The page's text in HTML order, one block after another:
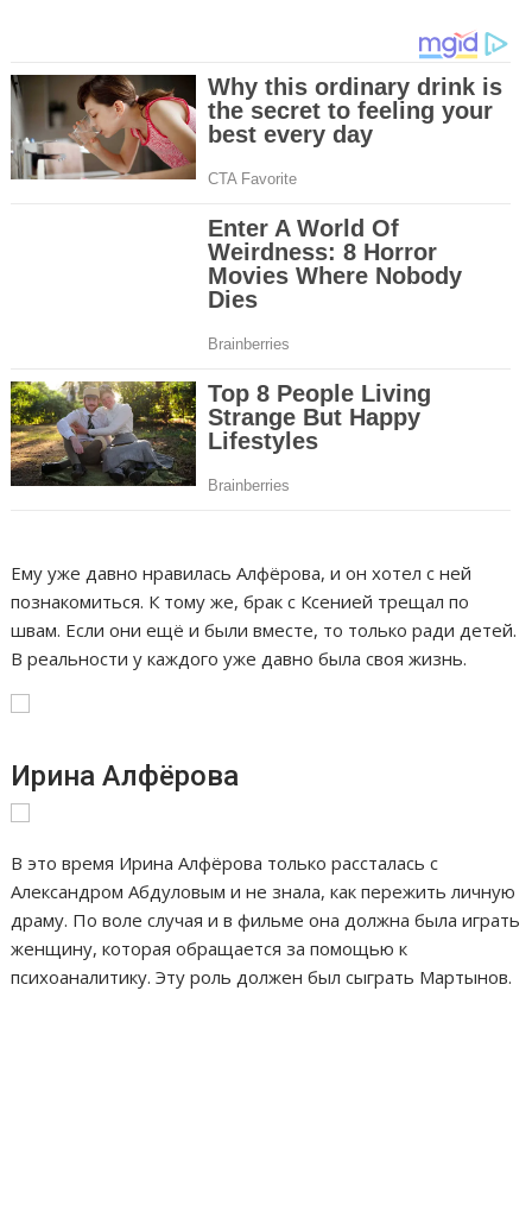
Ему уже давно нравилась Алфёрова, и он хотел с ней
познакомиться. К тому же, брак с Ксенией трещал по
швам. Если они ещё и были вместе, то только ради детей.
В реальности у каждого уже давно была своя жизнь.
Ирина Алфёрова
В это время Ирина Алфёрова только рассталась с
Александром Абдуловым и не знала, как пережить личную
драму. По воле случая и в фильме она должна была играть
женщину, которая обращается за помощью к
психоаналитику. Эту роль должен был сыграть Мартынов.